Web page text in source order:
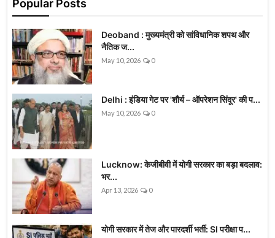
Popular Posts
Deoband : मुख्यमंत्री को सांविधानिक शपथ और
नैतिक ज...
May 10, 2026 0
Delhi : इंडिया गेट पर 'शौर्य – ऑपरेशन सिंदूर' की प...
May 10, 2026 0
Lucknow: केजीबीवी में योगी सरकार का बड़ा बदलाव:
भर...
Apr 13, 2026 0
योगी सरकार में तेज और पारदर्शी भर्ती: SI परीक्षा प...